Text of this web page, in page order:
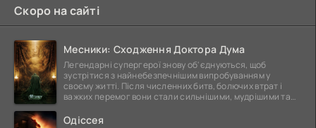
Скоро на сайті
Месники: Сходження Доктора Дума
Легендарні супергерої знову об'єднуються, щоб
зустрітися з найнебезпечнішим випробуванням у
своєму житті. Після численних битв, болючих втрат і
важких перемог вони стали сильнішими, мудрішими та
Одіссея